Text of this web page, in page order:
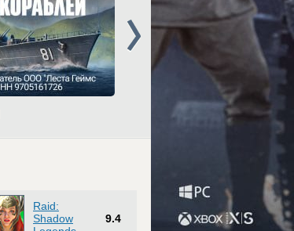
Crossout
Next
Raid:
Shadow
9.4